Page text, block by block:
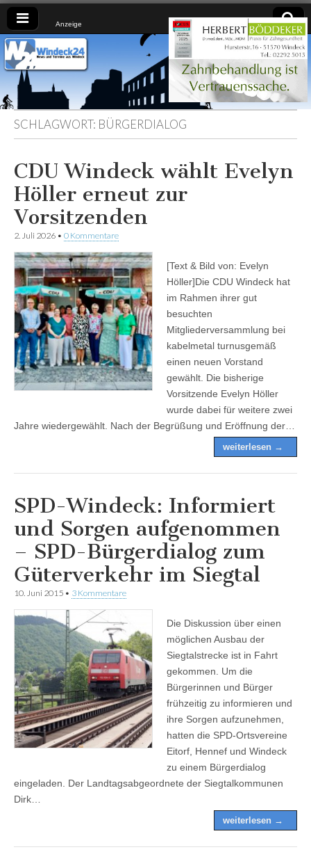
Anzeige
Windeck24
Nachrichten
aus dem
Ländchen
für das
Ländchen
SCHLAGWORT: BÜRGERDIALOG
CDU Windeck wählt Evelyn
Höller erneut zur
Vorsitzenden
2. Juli 2026 • 0 Kommentare
[Text & Bild von: Evelyn
Höller]Die CDU Windeck hat
im Rahmen ihrer gut
besuchten
Mitgliederversammlung bei
kabelmetal turnusgemäß
einen neuen Vorstand
gewählt. Die bisherige
Vorsitzende Evelyn Höller
wurde dabei für weitere zwei
Jahre wiedergewählt. Nach der Begrüßung und Eröffnung der…
weiterlesen →
SPD-Windeck: Informiert
und Sorgen aufgenommen
– SPD-Bürgerdialog zum
Güterverkehr im Siegtal
10. Juni 2015 • 3 Kommentare
Die Diskussion über einen
möglichen Ausbau der
Siegtalstrecke ist in Fahrt
gekommen. Um die
Bürgerinnen und Bürger
frühzeitig zu informieren und
ihre Sorgen aufzunehmen,
hatten die SPD-Ortsvereine
Eitorf, Hennef und Windeck
zu einem Bürgerdialog
eingeladen. Der Landtagsabgeordnete der Siegtalkommunen
Dirk…
weiterlesen →